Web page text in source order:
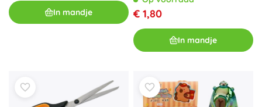
In mandje € 1,80
In mandje